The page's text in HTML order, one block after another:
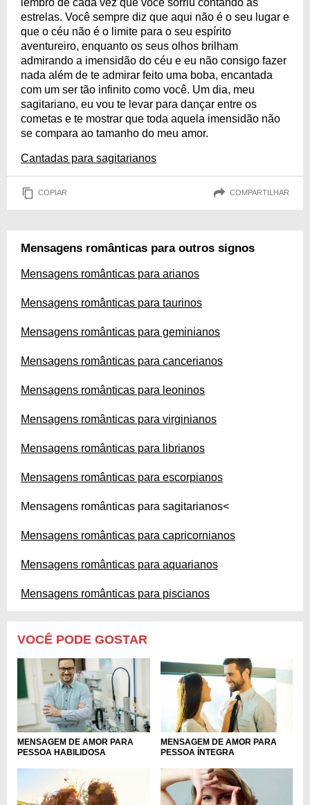
estrelas. Você sempre diz que aqui não é o seu lugar e
que o céu não é o limite para o seu espírito
aventureiro, enquanto os seus olhos brilham
admirando a imensidão do céu e eu não consigo fazer
nada além de te admirar feito uma boba, encantada
com um ser tão infinito como você. Um dia, meu
sagitariano, eu vou te levar para dançar entre os
cometas e te mostrar que toda aquela imensidão não
se compara ao tamanho do meu amor.
Cantadas para sagitarianos
COPIAR COMPARTILHAR
Mensagens românticas para outros signos
Mensagens românticas para arianos
Mensagens românticas para taurinos
Mensagens românticas para geminianos
Mensagens românticas para cancerianos
Mensagens românticas para leoninos
Mensagens românticas para virginianos
Mensagens românticas para librianos
Mensagens românticas para escorpianos
Mensagens românticas para sagitarianos<
Mensagens românticas para capricornianos
Mensagens românticas para aquarianos
Mensagens românticas para piscianos
VOCÊ PODE GOSTAR
MENSAGEM DE AMOR PARA
PESSOA HABILIDOSA
MENSAGEM DE AMOR PARA
PESSOA ÍNTEGRA